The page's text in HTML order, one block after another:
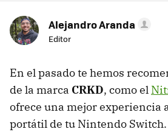
Alejandro Aranda
Editor
En el pasado te hemos
de la marca CRKD, como el
ofrece una mejor experiencia
portátil de tu Nintendo